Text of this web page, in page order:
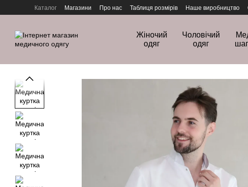
Перейти до основного контенту
Каталог Магазини Про нас Таблиця розмірів Наше виробництво
Жіночий
одяг
Чоловічий
одяг